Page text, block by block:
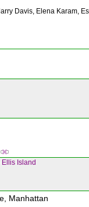
Davis, Elena Karam,
Island
Manhattan